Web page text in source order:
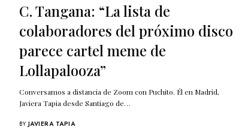
C. Tangana: “La lista de
colaboradores del próximo disco
parece cartel meme de
Lollapalooza”
Conversamos a distancia de Zoom con Puchito. Él en Madrid,
Javiera Tapia desde Santiago de…
BY JAVIERA TAPIA